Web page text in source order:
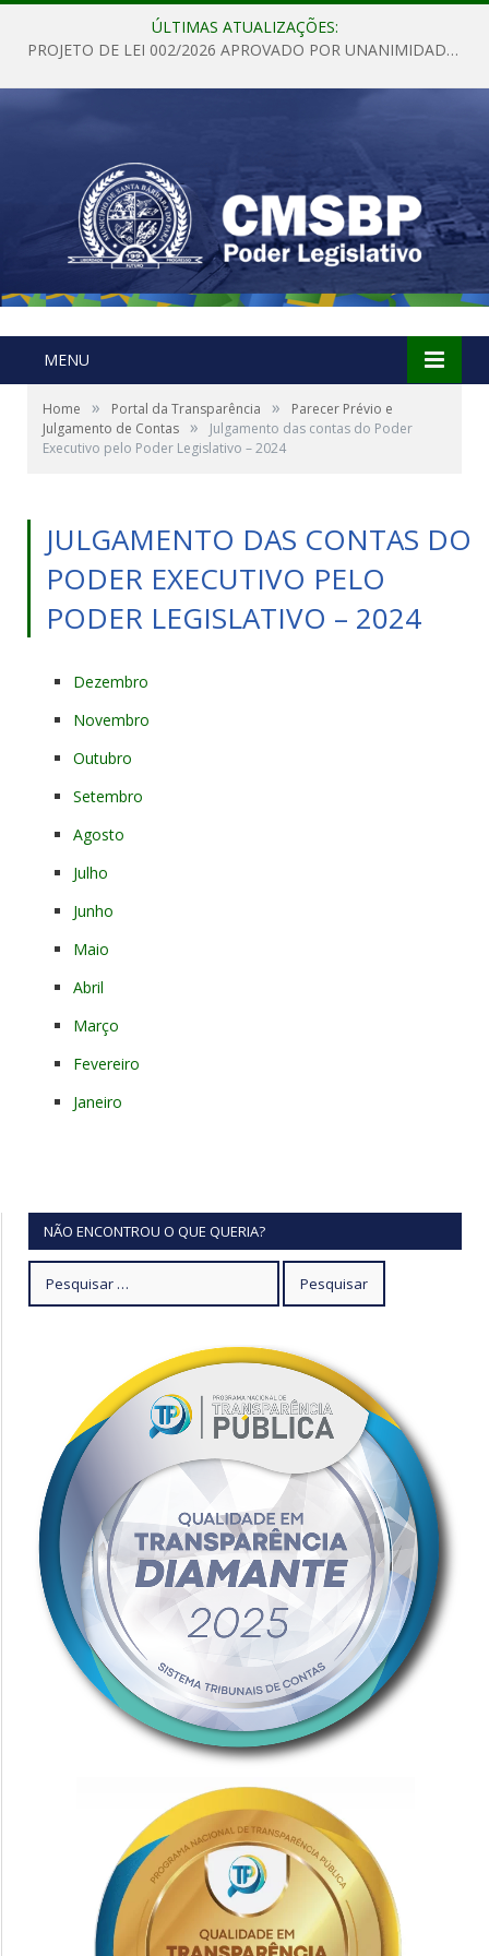
ÚLTIMAS ATUALIZAÇÕES:
PROJETO DE LEI 002/2026 APROVADO POR UNANIMIDADE EM SESSÃO ORDINÁRIA NESTA QUINTA – FEIRA 28 DE MAIO DE 2026
MENU
Home » Portal da Transparência »
Parecer Prévio e
Julgamento de Contas »
Julgamento das contas do Poder
Executivo pelo Poder Legislativo – 2024
JULGAMENTO DAS CONTAS DO
PODER EXECUTIVO PELO
PODER LEGISLATIVO – 2024
Dezembro
Novembro
Outubro
Setembro
Agosto
Julho
Junho
Maio
Abril
Março
Fevereiro
Janeiro
NÃO ENCONTROU O QUE QUERIA?